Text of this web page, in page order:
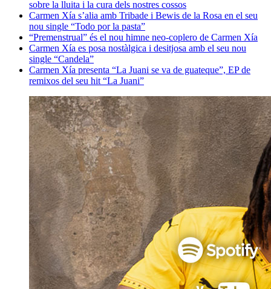
sobre la lluita i la cura dels nostres cossos
Carmen Xía s’alia amb Tribade i Bewis de la Rosa en el seu
nou single “Todo por la pasta”
“Premenstrual” és el nou himne neo-coplero de Carmen Xía
Carmen Xía es posa nostàlgica i desitjosa amb el seu nou
single “Candela”
Carmen Xía presenta “La Juani se va de guateque”, EP de
remixos del seu hit “La Juani”